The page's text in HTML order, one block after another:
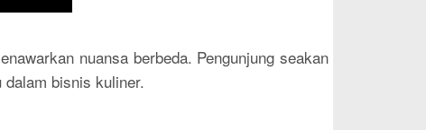
nuansa berbeda. Pengunjung seakan
bisnis kuliner.